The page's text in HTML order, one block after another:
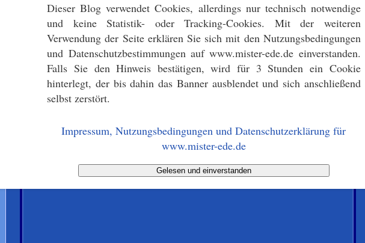
Dieser Blog verwendet Cookies, allerdings nur technisch notwendige
und keine Statistik- oder Tracking-Cookies. Mit der weiteren
Verwendung der Seite erklären Sie sich mit den Nutzungsbedingungen
und Datenschutzbestimmungen auf www.mister-ede.de einverstanden.
Falls Sie den Hinweis bestätigen, wird für 3 Stunden ein Cookie
hinterlegt, der bis dahin das Banner ausblendet und sich anschließend
selbst zerstört.
Impressum, Nutzungsbedingungen und Datenschutzerklärung für
www.mister-ede.de
Gelesen und einverstanden
E-Mail-Adresse *
Website